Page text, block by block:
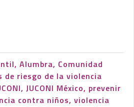
, Alumbra, Comunidad
de riesgo de la violencia
, JUCONI México, prevenir
contra niños, violencia